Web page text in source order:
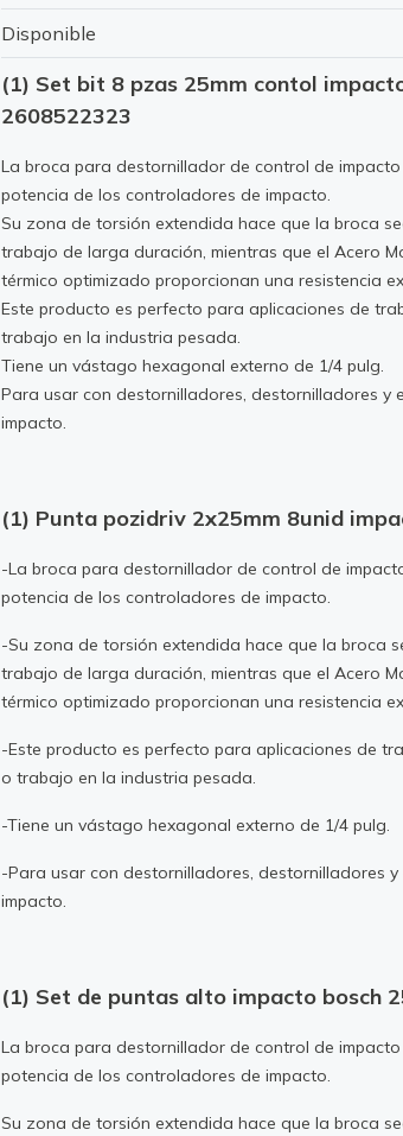
Disponible
(1) Set bit 8 pzas 25mm contol
2608522323
La broca para destornillador de control de
potencia de los controladores de impacto.
Su zona de torsión extendida hace que la broca
trabajo de larga duración, mientras que el Acero
térmico optimizado proporcionan una resistencia
Este producto es perfecto para aplicaciones de
trabajo en la industria pesada.
Tiene un vástago hexagonal externo de 1/4 pulg.
Para usar con destornilladores, destornilladores y
impacto.
(1) Punta pozidriv 2x25mm 8unid
-La broca para destornillador de control de
potencia de los controladores de impacto.
-Su zona de torsión extendida hace que la broca
trabajo de larga duración, mientras que el Acero
térmico optimizado proporcionan una resistencia
-Este producto es perfecto para aplicaciones de
o trabajo en la industria pesada.
-Tiene un vástago hexagonal externo de 1/4 pulg.
-Para usar con destornilladores, destornilladores
impacto.
(1) Set de puntas alto impacto bosch
La broca para destornillador de control de
potencia de los controladores de impacto.
Su zona de torsión extendida hace que la broca